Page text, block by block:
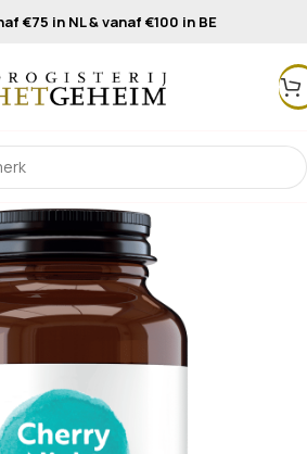
€75 in NL & vanaf €100 in BE